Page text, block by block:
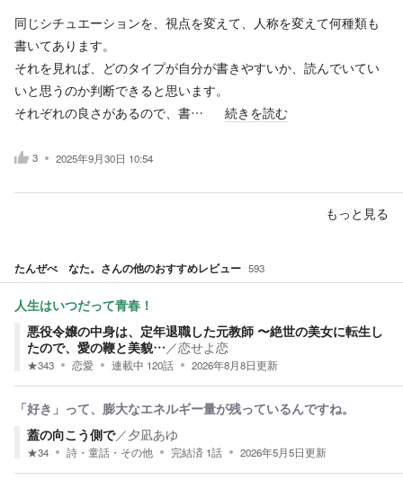
同じシチュエーションを、視点を変えて、人称を変えて何種類も
書いてあります。
それを見れば、どのタイプが自分が書きやすいか、読んでいてい
いと思うのか判断できると思います。
それぞれの良さがあるので、書…
続きを読む
3 2025年9月30日 10:54
もっと見る
たんぜべ なた。 さんの他のおすすめレビュー 593
人生はいつだって青春！
悪役令嬢の中身は、定年退職した元教師 〜絶世の美女に転生し
たので、愛の鞭と美貌… ／恋せよ恋
★343 恋愛 連載中 120話 2026年8月8日更新
「好き」って、膨大なエネルギー量が残っているんですね。
蓋の向こう側で／夕凪あゆ
★34 詩・童話・その他 完結済 1話 2026年5月5日更新